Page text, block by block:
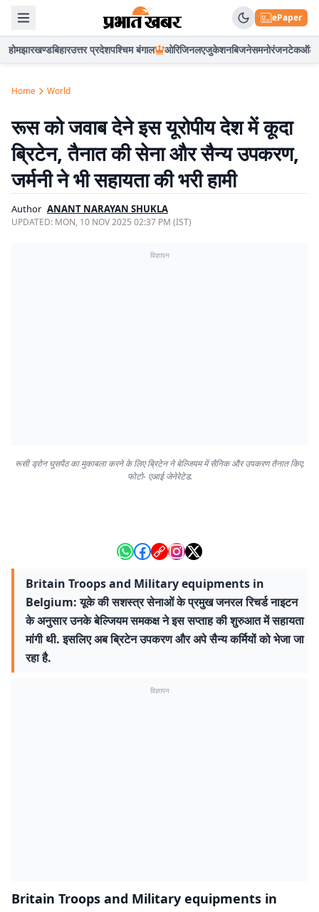
ePaper
होमझारखण्डबिहारउत्तर प्रदेशपश्चिम बंगाल ओरिजिनलएजुकेशनबिजनेसमनोरंजनटेकऑटो
Home World
रूस को जवाब देने इस यूरोपीय देश में कूदा
ब्रिटेन, तैनात की सेना और सैन्य उपकरण,
जर्मनी ने भी सहायता की भरी हामी
Author ANANT NARAYAN SHUKLA
UPDATED: MON, 10 NOV 2025 02:37 PM (IST)
विज्ञापन
रूसी ड्रोन घुसपैठ का मुकाबला करने के लिए ब्रिटेन ने बेल्जियम में सैनिक और उपकरण तैनात किए.
फोटो- एआई जेनेरेटेड.
Britain Troops and Military equipments in
Belgium: यूके की सशस्त्र सेनाओं के प्रमुख जनरल रिचर्ड नाइटन
के अनुसार उनके बेल्जियम समकक्ष ने इस सप्ताह की शुरुआत में सहायता
मांगी थी. इसलिए अब ब्रिटेन उपकरण और अपे सैन्य कर्मियों को भेजा जा
रहा है.
विज्ञापन
Britain Troops and Military equipments in